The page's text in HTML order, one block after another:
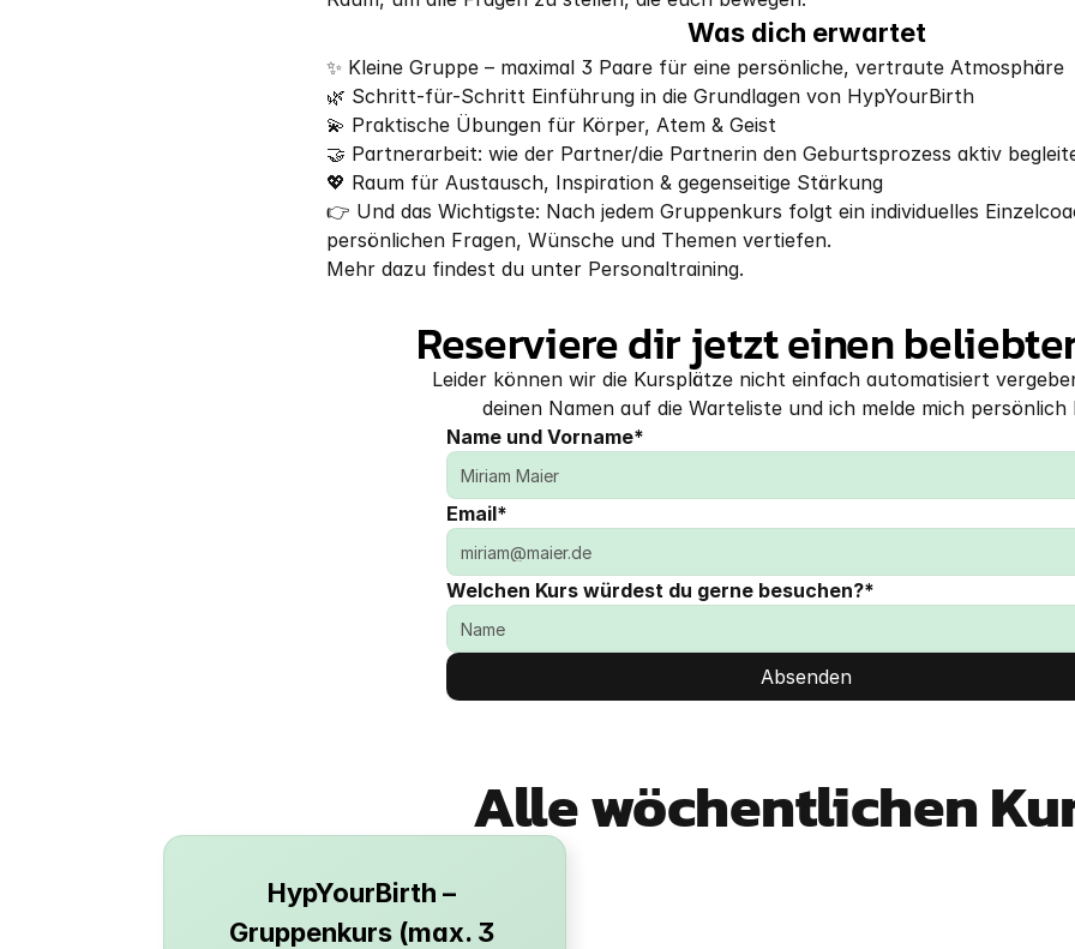
Was dich erwartet
✨ Kleine Gruppe – maximal 3 Paare für eine persönliche, vertraute Atmosphäre
🌿 Schritt-für-Schritt Einführung in die Grundlagen von HypYourBirth
💫 Praktische Übungen für Körper, Atem & Geist
🤝 Partnerarbeit: wie der Partner/die Partnerin den Geburtsprozess aktiv
💖 Raum für Austausch, Inspiration & gegenseitige Stärkung
👉 Und das Wichtigste: Nach jedem Gruppenkurs folgt ein individuelles
persönlichen Fragen, Wünsche und Themen vertiefen.
Mehr dazu findest du unter Personaltraining.
Reserviere dir jetzt einen
Leider können wir die Kursplätze nicht einfach automatisiert
deinen Namen auf die Warteliste und ich melde mich persönlich
Name und Vorname*
Email*
Welchen Kurs würdest du gerne besuchen?*
Absenden
Alle wöchentlichen
HypYourBirth –
Gruppenkurs (max. 3